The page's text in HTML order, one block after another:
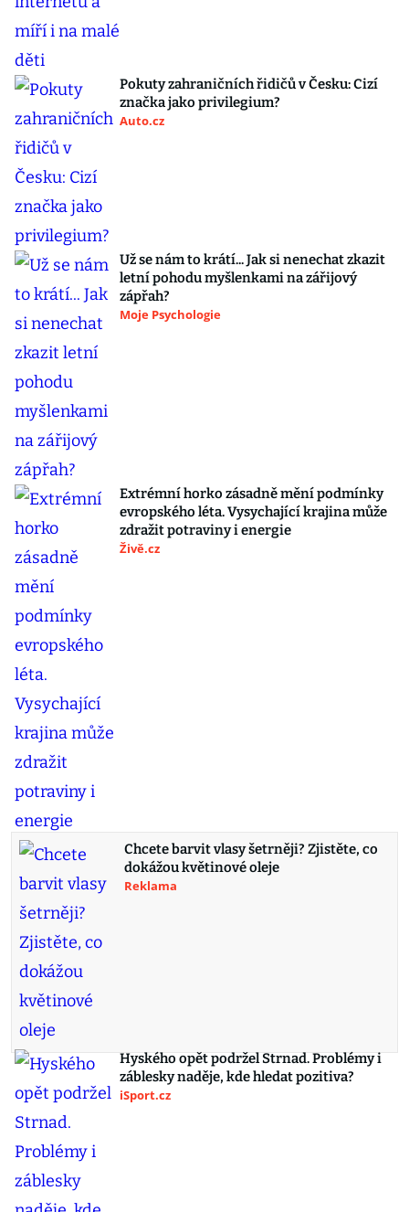
Pokuty zahraničních řidičů v Česku: Cizí
značka jako privilegium?
Auto.cz
Už se nám to krátí... Jak si nenechat zkazit
letní pohodu myšlenkami na zářijový
zápřah?
Moje Psychologie
Extrémní horko zásadně mění podmínky
evropského léta. Vysychající krajina může
zdražit potraviny i energie
Živě.cz
Chcete barvit vlasy šetrněji? Zjistěte, co
dokážou květinové oleje
Reklama
Hyského opět podržel Strnad. Problémy i
záblesky naděje, kde hledat pozitiva?
iSport.cz